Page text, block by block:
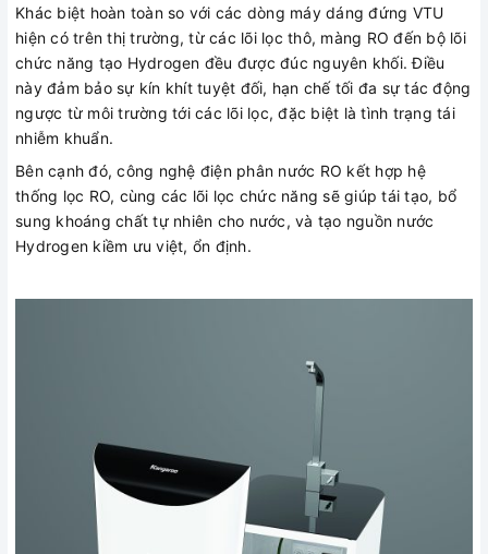
Khác biệt hoàn toàn so với các dòng máy dáng đứng VTU
hiện có trên thị trường, từ các lõi lọc thô, màng RO đến bộ lõi
chức năng tạo Hydrogen đều được đúc nguyên khối. Điều
này đảm bảo sự kín khít tuyệt đối, hạn chế tối đa sự tác động
ngược từ môi trường tới các lõi lọc, đặc biệt là tình trạng tái
nhiễm khuẩn.
Bên cạnh đó, công nghệ điện phân nước RO kết hợp hệ
thống lọc RO, cùng các lõi lọc chức năng sẽ giúp tái tạo, bổ
sung khoáng chất tự nhiên cho nước, và tạo nguồn nước
Hydrogen kiềm ưu việt, ổn định.